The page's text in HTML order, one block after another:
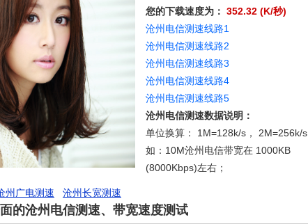
您的下载速度为： 352.32 (K/秒)
沧州电信测速线路1
沧州电信测速线路2
沧州电信测速线路3
沧州电信测速线路4
沧州电信测速线路5
沧州电信测速数据说明：
单位换算： 1M=128k/s， 2M=256k/s
如：10M沧州电信带宽在 1000KB
(8000Kbps)左右；
州广电测速 沧州长宽测速
的沧州电信测速、带宽速度测试